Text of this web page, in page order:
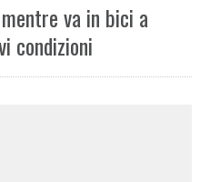
va in bici a
condizioni